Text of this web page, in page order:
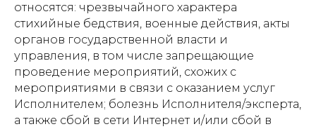
относятся: чрезвычайного характера
стихийные бедствия, военные действия, акты
органов государственной власти и
управления, в том числе запрещающие
проведение мероприятий, схожих с
мероприятиями в связи с оказанием услуг
Исполнителем; болезнь Исполнителя/эксперта,
а также сбой в сети Интернет и/или сбой в